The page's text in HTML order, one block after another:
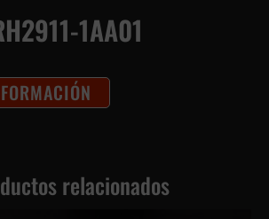
1AA01
relacionados